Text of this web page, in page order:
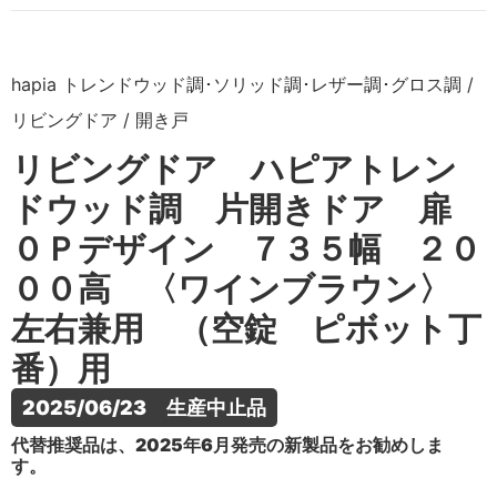
hapia トレンドウッド調･ソリッド調･レザー調･グロス調 /
リビングドア / 開き戸
リビングドア ハピアトレン
ドウッド調 片開きドア 扉
０Ｐデザイン ７３５幅 ２０
００高 〈ワインブラウン〉
左右兼用 （空錠 ピボット丁
番）用
2025/06/23　生産中止品
代替推奨品は、2025年6月発売の新製品をお勧めしま
す。